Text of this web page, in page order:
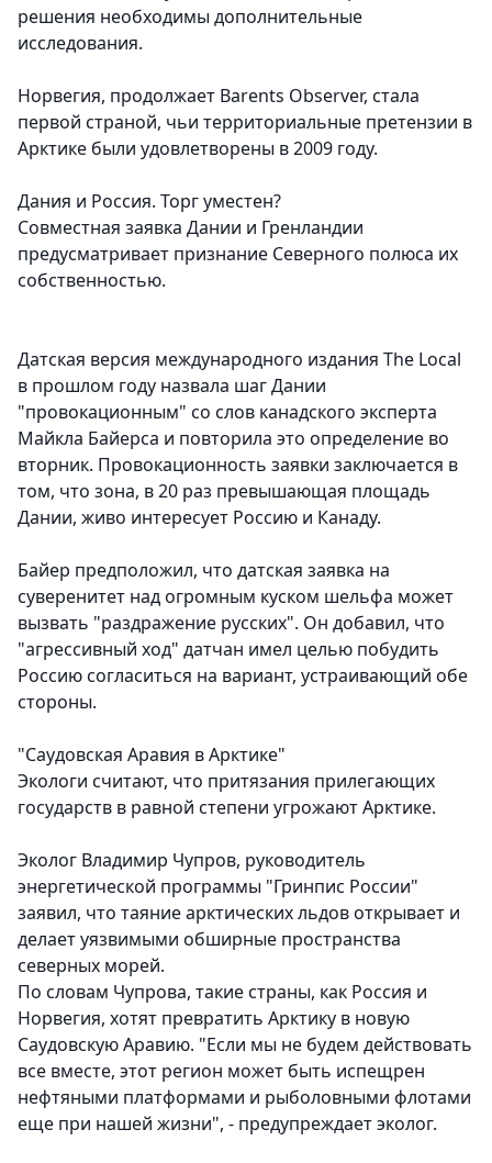
решения необходимы дополнительные
исследования.
Норвегия, продолжает Barents Observer, стала
первой страной, чьи территориальные претензии в
Арктике были удовлетворены в 2009 году.
Дания и Россия. Торг уместен?
Совместная заявка Дании и Гренландии
предусматривает признание Северного полюса их
собственностью.
Датская версия международного издания The Local
в прошлом году назвала шаг Дании
"провокационным" со слов канадского эксперта
Майкла Байерса и повторила это определение во
вторник. Провокационность заявки заключается в
том, что зона, в 20 раз превышающая площадь
Дании, живо интересует Россию и Канаду.
Байер предположил, что датская заявка на
суверенитет над огромным куском шельфа может
вызвать "раздражение русских". Он добавил, что
"агрессивный ход" датчан имел целью побудить
Россию согласиться на вариант, устраивающий обе
стороны.
"Саудовская Аравия в Арктике"
Экологи считают, что притязания прилегающих
государств в равной степени угрожают Арктике.
Эколог Владимир Чупров, руководитель
энергетической программы "Гринпис России"
заявил, что таяние арктических льдов открывает и
делает уязвимыми обширные пространства
северных морей.
По словам Чупрова, такие страны, как Россия и
Норвегия, хотят превратить Арктику в новую
Саудовскую Аравию. "Если мы не будем действовать
все вместе, этот регион может быть испещрен
нефтяными платформами и рыболовными флотами
еще при нашей жизни", - предупреждает эколог.